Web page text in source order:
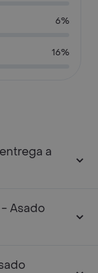
6%
16%
a
Asado